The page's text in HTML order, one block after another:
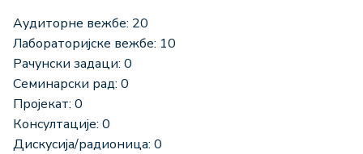
Аудиторне вежбе: 20
Лабораторијске вежбе: 10
Рачунски задаци: 0
Семинарски рад: 0
Пројекат: 0
Консултације: 0
Дискусија/радионица: 0